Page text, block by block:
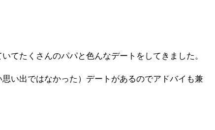
てたくさんのパパと色んなデートをしてきました。
い出ではなかった）デートがあるのでアドバイも兼